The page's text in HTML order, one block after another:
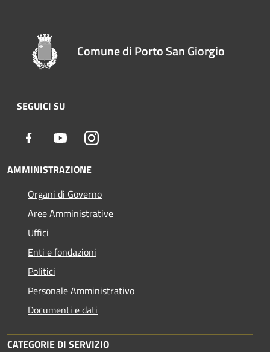
Comune di Porto San Giorgio
SEGUICI SU
Facebook YoutubeInstagram
AMMINISTRAZIONE
Organi di Governo
Aree Amministrative
Uffici
Enti e fondazioni
Politici
Personale Amministrativo
Documenti e dati
CATEGORIE DI SERVIZIO